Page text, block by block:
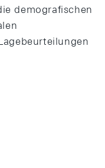
demografischen